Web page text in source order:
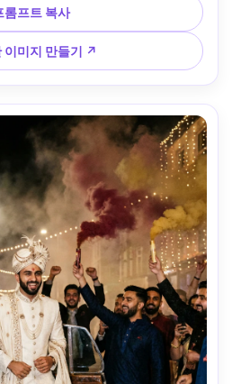
편집 리터치하지만 자연스러운 모
운 색상 등급 --ar 4:5
롬프트 복사
이미지 만들기 ↗